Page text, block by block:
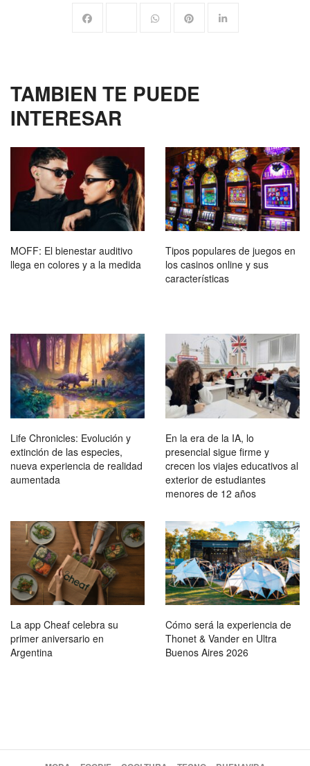
TAMBIEN TE PUEDE
INTERESAR
MOFF: El bienestar auditivo
llega en colores y a la medida
Tipos populares de juegos en
los casinos online y sus
características
Life Chronicles: Evolución y
extinción de las especies,
nueva experiencia de realidad
aumentada
En la era de la IA, lo
presencial sigue firme y
crecen los viajes educativos al
exterior de estudiantes
menores de 12 años
La app Cheaf celebra su
primer aniversario en
Argentina
Cómo será la experiencia de
Thonet & Vander en Ultra
Buenos Aires 2026